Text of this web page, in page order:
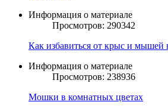
Информация о материале
Просмотров: 290342
Как избавиться от крыс и мышей
Информация о материале
Просмотров: 238936
Мошки в комнатных цветах